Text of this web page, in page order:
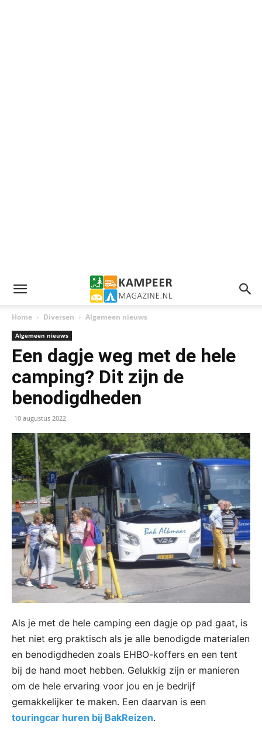
Home Diversen Algemeen nieuws
Algemeen nieuws
Een dagje weg met de hele
camping? Dit zijn de
benodigdheden
10 augustus 2022
Als je met de hele camping een dagje op pad gaat, is
het niet erg praktisch als je alle benodigde materialen
en benodigdheden zoals EHBO-koffers en een tent
bij de hand moet hebben. Gelukkig zijn er manieren
om de hele ervaring voor jou en je bedrijf
gemakkelijker te maken. Een daarvan is een
touringcar huren bij BakReizen.